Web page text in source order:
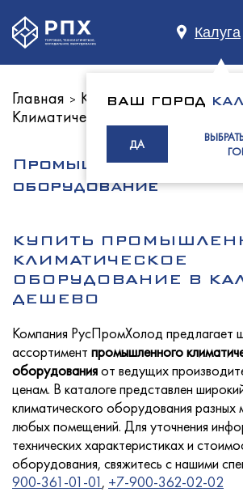
Калуга
ВАШ ГОРОД
ДА
Каталог
Индустриям
Услуги
Главная > Каталог оборудования
Климатическое оборудование
Промышленное
оборудование
КУПИТЬ
КЛИМАТИЧЕСКОЕ
ОБОРУДОВАНИЕ В
ДЕШЕВО
Компания РусПромХолод предлагает
ассортимент промышленного
оборудованияот ведущих
ценам. В каталоге представлен
климатического оборудования разных
любых помещений. Для уточнения
технических характеристиках и
оборудования, свяжитесь с нашими
900-361-01-01, +7-900-362-02-02